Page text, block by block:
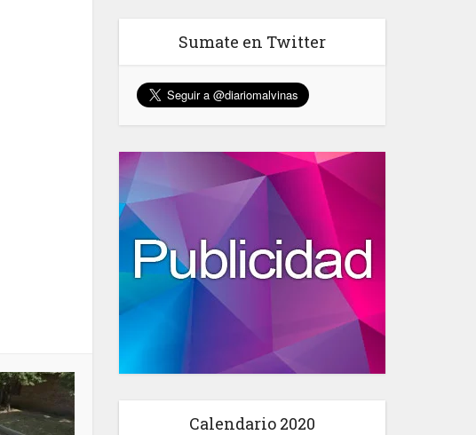
Sumate en Twitter
Calendario 2020